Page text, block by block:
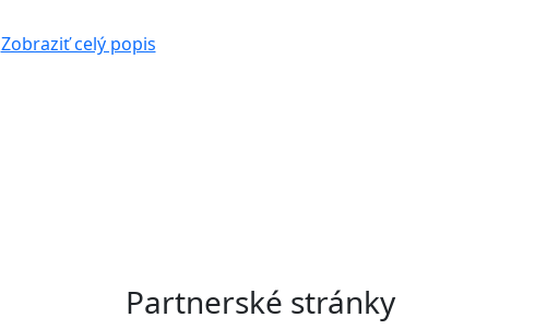
Zobraziť celý popis
Partnerské stránky